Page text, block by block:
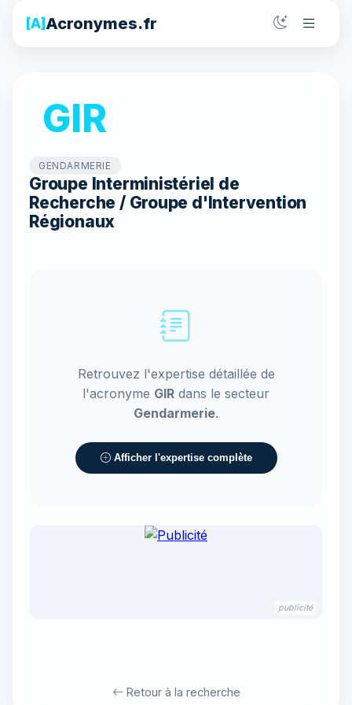
[A]Acronymes.fr
GIR
GENDARMERIE
Groupe Interministériel de
Recherche / Groupe d'Intervention
Régionaux
Retrouvez l'expertise détaillée de
l'acronyme GIR dans le secteur
Gendarmerie.
Afficher l'expertise complète
publicité
Retour à la recherche